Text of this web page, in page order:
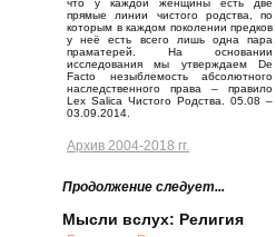
что у каждой женщины есть две
прямые линии чистого родства, по
которым в каждом поколении предков
у неё есть всего лишь одна пара
праматерей. На основании
исследования мы утверждаем De
Facto незыблемость абсолютного
наследственного права – правило
Lex Salica Чистого Родства. 05.08 –
03.09.2014.
Архив 2004-2018 гг.
Продолжение следует...
Мысли вслух: Религия